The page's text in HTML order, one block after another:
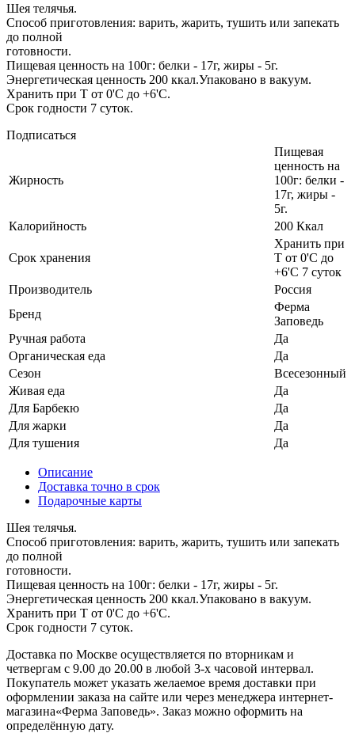
Шея телячья.
Способ приготовления: варить, жарить, тушить или запекать
до полной
готовности.
Пищевая ценность на 100г: белки - 17г, жиры - 5г.
Энергетическая ценность 200 ккал.Упаковано в вакуум.
Хранить при Т от 0'C до +6'C.
Срок годности 7 суток.
Подписаться
Жирность
Пищевая
ценность на
100г: белки -
17г, жиры -
5г.
Калорийность
200 Ккал
Cрок хранения
Хранить при
Т от 0'C до
+6'C 7 суток
Производитель
Россия
Бренд
Ферма
Заповедь
Ручная работа
Да
Органическая еда
Да
Сезон
Всесезонный
Живая еда
Да
Для Барбекю
Да
Для жарки
Да
Для тушения
Да
Описание
Доставка точно в срок
Подарочные карты
Шея телячья.
Способ приготовления: варить, жарить, тушить или запекать
до полной
готовности.
Пищевая ценность на 100г: белки - 17г, жиры - 5г.
Энергетическая ценность 200 ккал.Упаковано в вакуум.
Хранить при Т от 0'C до +6'C.
Срок годности 7 суток.
Доставка по Москве осуществляется по вторникам и
четвергам с 9.00 до 20.00 в любой 3-х часовой интервал.
Покупатель может указать желаемое время доставки при
оформлении заказа на сайте или через менеджера интернет-
магазина«Ферма Заповедь». Заказ можно оформить на
определённую дату.